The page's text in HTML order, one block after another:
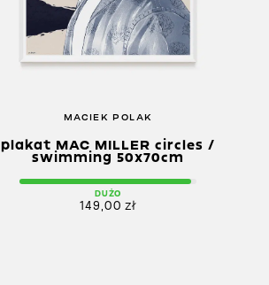
MACIEK POLAK
plakat MAC MILLER circles /
swimming 50x70cm
DUŻO
149,00zł